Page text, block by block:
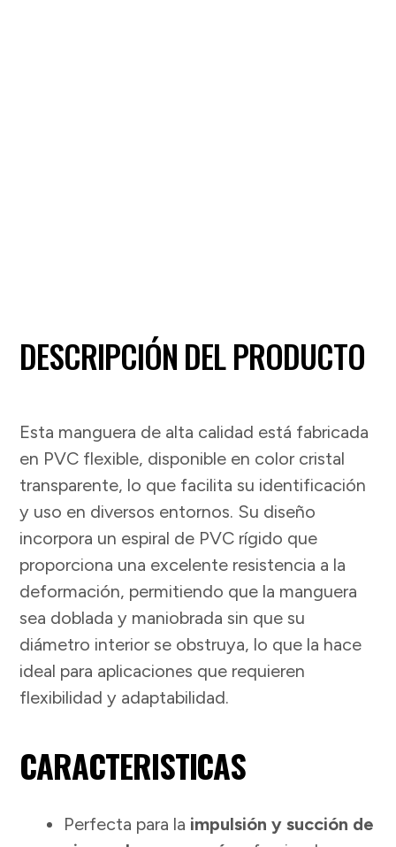
OM-
cantidad
DESCRIPCIÓN DEL PRODUCTO
Esta manguera de alta calidad está fabricada
en PVC flexible, disponible en color cristal
transparente, lo que facilita su identificación
y uso en diversos entornos. Su diseño
incorpora un espiral de PVC rígido que
proporciona una excelente resistencia a la
deformación, permitiendo que la manguera
sea doblada y maniobrada sin que su
diámetro interior se obstruya, lo que la hace
ideal para aplicaciones que requieren
flexibilidad y adaptabilidad.
CARACTERISTICAS
Perfecta para la impulsión y succión de